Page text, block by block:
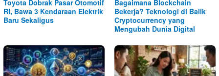
Toyota Dobrak Pasar Otomotif
RI, Bawa 3 Kendaraan Elektrik
Baru Sekaligus
Bagaimana Blockchain
Bekerja? Teknologi di Balik
Cryptocurrency yang
Mengubah Dunia Digital